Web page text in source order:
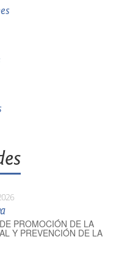
PROMOCIÓN DE LA
Y PREVENCIÓN DE LA